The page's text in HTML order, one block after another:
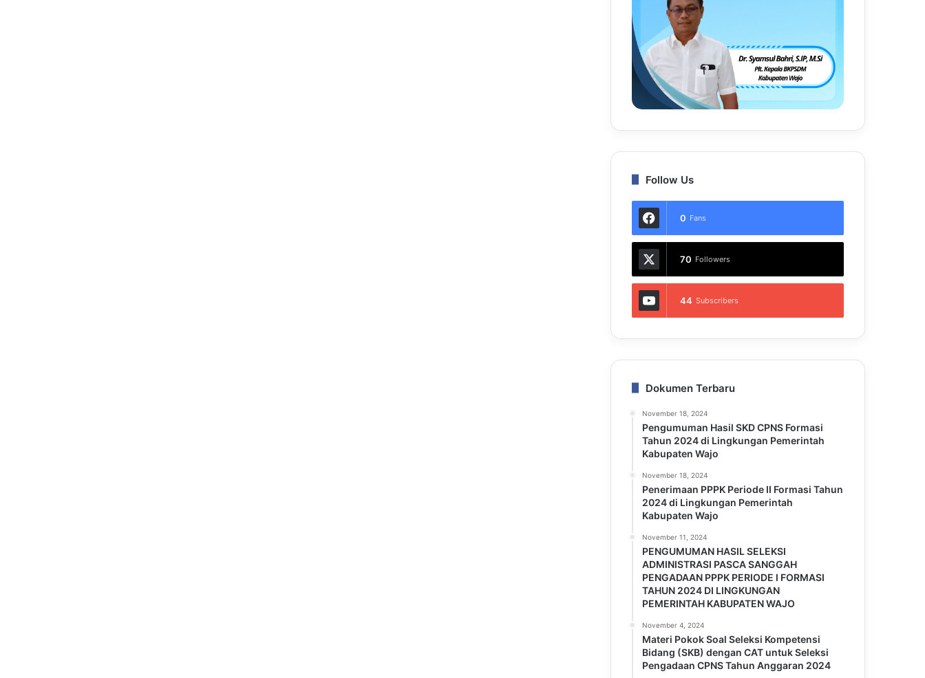
Follow Us
0 Fans
70 Followers
44 Subscribers
Dokumen Terbaru
November 18, 2024
Pengumuman Hasil SKD CPNS Formasi
Tahun 2024 di Lingkungan Pemerintah
Kabupaten Wajo
November 18, 2024
Penerimaan PPPK Periode II Formasi Tahun
2024 di Lingkungan Pemerintah
Kabupaten Wajo
November 11, 2024
PENGUMUMAN HASIL SELEKSI
ADMINISTRASI PASCA SANGGAH
PENGADAAN PPPK PERIODE I FORMASI
TAHUN 2024 DI LINGKUNGAN
PEMERINTAH KABUPATEN WAJO
November 4, 2024
Materi Pokok Soal Seleksi Kompetensi
Bidang (SKB) dengan CAT untuk Seleksi
Pengadaan CPNS Tahun Anggaran 2024